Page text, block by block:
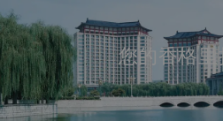
您的香格里